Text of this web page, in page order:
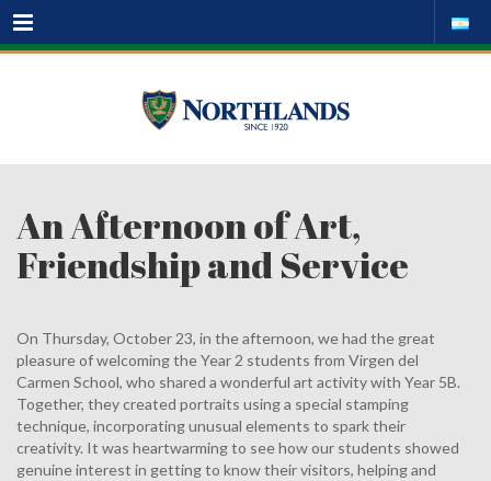
Menu
An Afternoon of Art,
Friendship and Service
On Thursday, October 23, in the afternoon, we had the great
pleasure of welcoming the Year 2 students from Virgen del
Carmen School, who shared a wonderful art activity with Year 5B.
Together, they created portraits using a special stamping
technique, incorporating unusual elements to spark their
creativity. It was heartwarming to see how our students showed
genuine interest in getting to know their visitors, helping and